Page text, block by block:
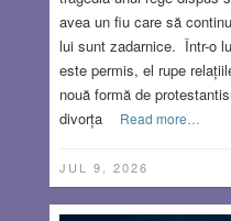
avea un fiu care să
lui sunt zadarnice. Într-o
este permis, el rupe
nouă formă de
divorța
Read more…
JUL 9, 2026